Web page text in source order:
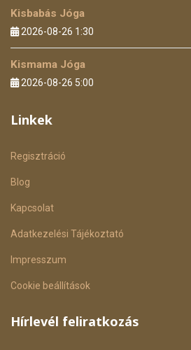
Kisbabás Jóga
2026-08-26 1:30
Kismama Jóga
2026-08-26 5:00
Linkek
Regisztráció
Blog
Kapcsolat
Adatkezelési Tájékoztató
Impresszum
Cookie beállítások
Hírlevél feliratkozás